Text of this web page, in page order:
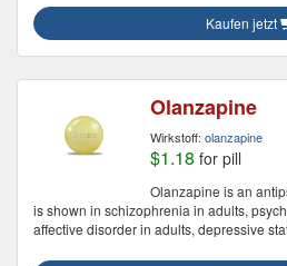
Kaufen jetzt
Olanzapine
Wirkstoff: olanzapine
$1.18 for pill
Olanzapine is an
is shown in schizophrenia in adults,
affective disorder in adults, depressive